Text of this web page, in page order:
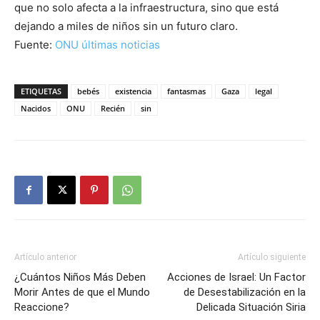
que no solo afecta a la infraestructura, sino que está
dejando a miles de niños sin un futuro claro.
Fuente: ONU últimas noticias
ETIQUETAS bebés existencia fantasmas Gaza
legal
Nacidos
ONU Recién sin
Artículo anterior
¿Cuántos Niños Más Deben
Morir Antes de que el Mundo
Reaccione?
Artículo siguiente
Acciones de Israel: Un Factor
de Desestabilización en la
Delicada Situación Siria